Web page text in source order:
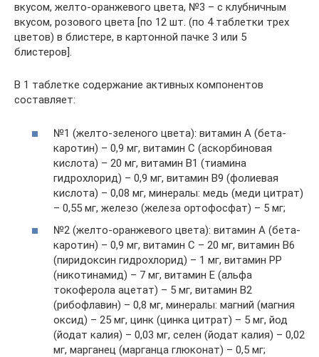
вкусом, желто-оранжевого цвета, №3 – с клубничным
вкусом, розового цвета [по 12 шт. (по 4 таблетки трех
цветов) в блистере, в картонной пачке 3 или 5
блистеров].
В 1 таблетке содержание активных компонентов
составляет:
№1 (желто-зеленого цвета): витамин A (бета-
каротин) – 0,9 мг, витамин C (аскорбиновая
кислота) – 20 мг, витамин B1 (тиамина
гидрохлорид) – 0,9 мг, витамин B9 (фолиевая
кислота) – 0,08 мг, минералы: медь (меди цитрат)
– 0,55 мг, железо (железа ортофосфат) – 5 мг;
№2 (желто-оранжевого цвета): витамин A (бета-
каротин) – 0,9 мг, витамин C – 20 мг, витамин B6
(пиридоксин гидрохлорид) – 1 мг, витамин PP
(никотинамид) – 7 мг, витамин E (альфа
токоферола ацетат) – 5 мг, витамин B2
(рибофлавин) – 0,8 мг, минералы: магний (магния
оксид) – 25 мг, цинк (цинка цитрат) – 5 мг, йод
(йодат калия) – 0,03 мг, селен (йодат калия) – 0,02
мг, марганец (марганца глюконат) – 0,5 мг;